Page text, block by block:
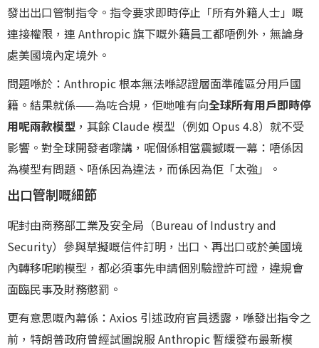
發出出口管制指令。指令要求即時停止「所有外籍人士」嘅
連接權限，連 Anthropic 旗下嘅外籍員工都唔例外，無論身
處美國境內定境外。
問題喺於：Anthropic 根本無法喺認證層面準確區分用戶國
籍。結果就係——為咗合規，佢哋唯有向全球所有用戶即時停
用呢兩款模型 ，其餘 Claude 模型（例如 Opus 4.8）就不受
影響。對全球開發者嚟講，呢個係相當震撼嘅一幕：唔係因
為模型有問題、唔係因為違法，而係因為佢「太強」。
出口管制嘅細節
呢封由商務部工業及安全局（Bureau of Industry and
Security）參與草擬嘅信件訂明，出口、再出口或於美國境
內轉移呢啲模型，都必須事先申請個別驗證許可證，違規會
面臨民事及財務懲罰。
更有意思嘅內幕係：Axios 引述政府官員透露，喺發出指令之
前，特朗普政府曾經試圖說服 Anthropic 暫緩發布最新模